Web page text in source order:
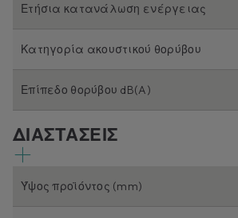
Ετήσια κατανάλωση ενέργειας
Κατηγορία ακουστικού θορύβου
Επίπεδο θορύβου dB(A)
ΔΙΑΣΤΑΣΕΙΣ
Ύψος προϊόντος (mm)